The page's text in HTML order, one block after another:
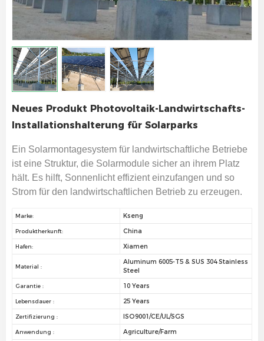
Neues Produkt Photovoltaik-Landwirtschafts-
Installationshalterung für Solarparks
Ein Solarmontagesystem für landwirtschaftliche Betriebe
ist eine Struktur, die Solarmodule sicher an ihrem Platz
hält. Es hilft, Sonnenlicht effizient einzufangen und so
Strom für den landwirtschaftlichen Betrieb zu erzeugen.
Marke: Kseng
Produktherkunft: China
Hafen: Xiamen
Material :
Aluminum 6005-T5 & SUS 304 Stainless
Steel
Garantie : 10 Years
Lebensdauer : 25 Years
Zertifizierung : ISO9001/CE/UL/SGS
Anwendung : Agriculture/Farm